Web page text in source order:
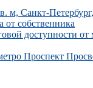
м, Санкт-
от собственника
доступности от
Проспект